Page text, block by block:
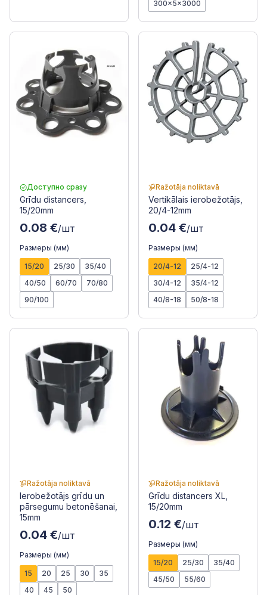
300x5x3000
Доступно сразу
Grīdu distancers,
15/20mm
0.08 €/шт
Размеры (мм)
15/20 25/30
35/40
40/50
60/70
70/80
90/100
Ražotāja noliktavā
Vertikālais ierobežotājs,
20/4-12mm
0.04 €/шт
Размеры (мм)
20/4-12
25/4-12
30/4-12
35/4-12
40/8-18
50/8-18
Ražotāja noliktavā
Ierobežotājs grīdu un
pārsegumu betonēšanai,
15mm
0.04 €/шт
Размеры (мм)
15 20 25 30
35
40
45 50
Ražotāja noliktavā
Grīdu distancers XL,
15/20mm
0.12 €/шт
Размеры (мм)
15/20 25/30
35/40
45/50
55/60